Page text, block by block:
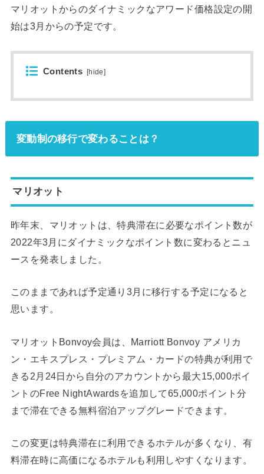
マリオットからのダイナミックなアワード価格設定の開
始は3月からの予定です。
Contents [hide]
変動制の移行で変わることは？
マリオット
昨年末、マリオットは、特典滞在に必要なポイント数が
2022年3月にダイナミックなポイント数に変わるとニュ
ースを発表しました。
このままであれば予定通り3月に移行する予定になると
思います。
マリオットBonvoy会員は、Marriott Bonvoy アメリカ
ン・エキスプレス・プレミアム・カードの特典が利用で
きる2月24日から自分のアカウントから最大15,000ポイ
ントのFree NightAwardsを追加して65,000ポイント分
まで滞在できる無料宿泊アップグレードできます。
この変更は特典滞在に利用できるホテルが多くなり、有
料滞在時に高価になるホテルも利用しやすくなります。